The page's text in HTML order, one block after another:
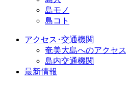
島モノ
島コト
アクセス･交通機関
奄美大島へのアクセス
島内交通機関
最新情報